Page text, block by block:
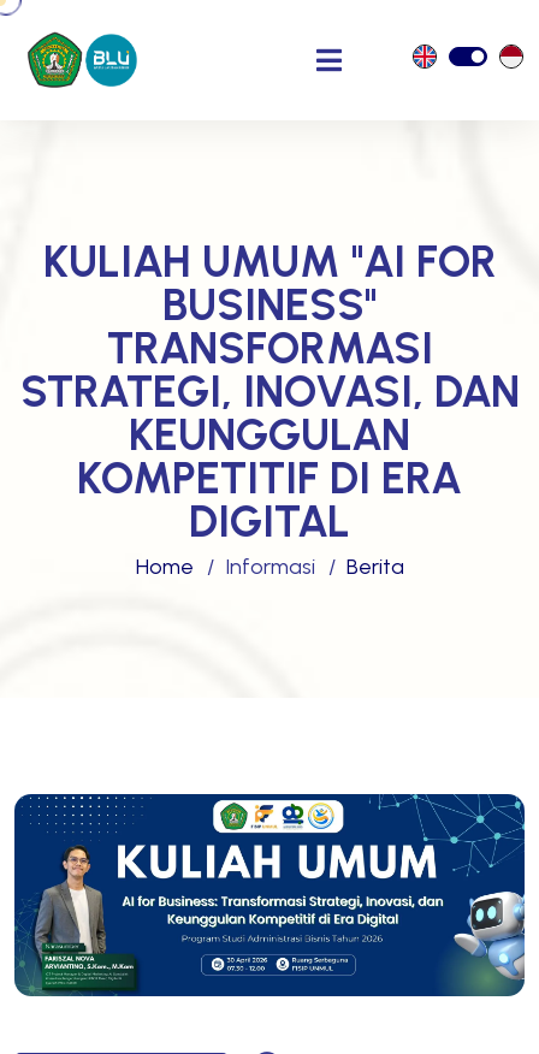
KULIAH UMUM "AI FOR
BUSINESS"
TRANSFORMASI
STRATEGI, INOVASI, DAN
KEUNGGULAN
KOMPETITIF DI ERA
DIGITAL
Home Informasi Berita